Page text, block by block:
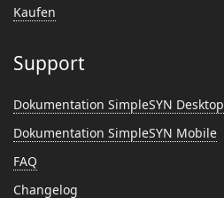
Kaufen
Support
Dokumentation SimpleSYN Desktop
Dokumentation SimpleSYN Mobile
FAQ
Changelog